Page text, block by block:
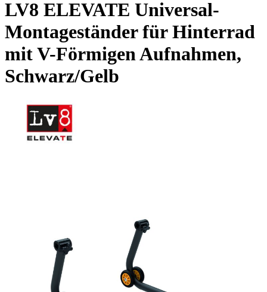
LV8 ELEVATE Universal-
Montageständer für Hinterrad
mit V-Förmigen Aufnahmen,
Schwarz/Gelb